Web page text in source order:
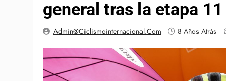
general tras la etapa 11
Admin@ciclismointernacional.com 8 Años Atrás